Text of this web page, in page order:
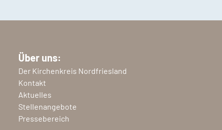
Über uns:
Der Kirchenkreis Nordfriesland
Kontakt
Aktuelles
Stellenangebote
Pressebereich